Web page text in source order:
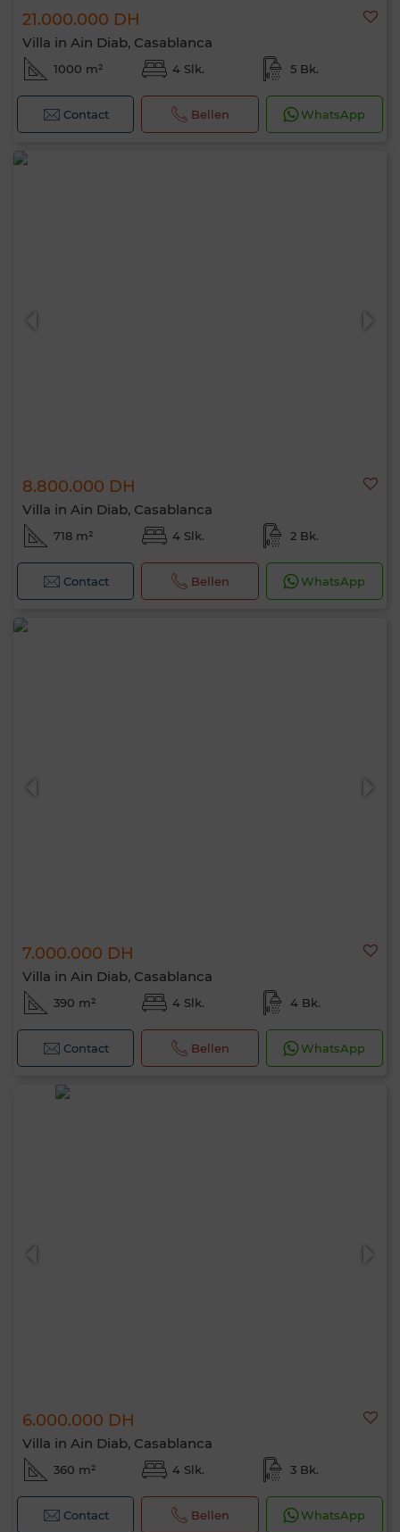
21.000.000 DH
Villa in Ain Diab, Casablanca
1000 m² 4 Slk. 5 Bk.
Contact Bellen WhatsApp
8.800.000 DH
Villa in Ain Diab, Casablanca
718 m² 4 Slk. 2 Bk.
Contact Bellen WhatsApp
7.000.000 DH
Villa in Ain Diab, Casablanca
390 m² 4 Slk. 4 Bk.
Contact Bellen WhatsApp
6.000.000 DH
Villa in Ain Diab, Casablanca
360 m² 4 Slk. 3 Bk.
Contact Bellen WhatsApp